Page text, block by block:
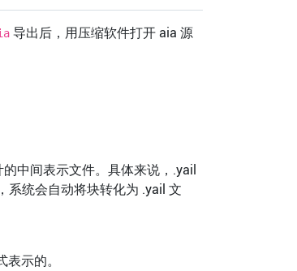
导出后，用压缩软件打开 aia 源
中间表示文件。具体来说，.yail
系统会自动将块转化为 .yail 文
示的。